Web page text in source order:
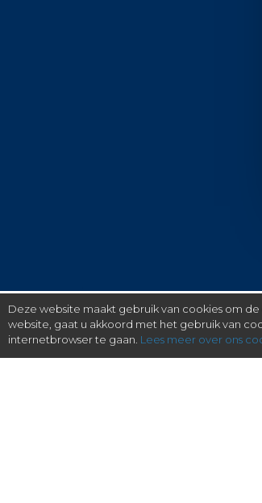
Deze website maakt gebruik van cookies om
website, gaat u akkoord met het gebruik van
internetbrowser te gaan. Lees meer over ons